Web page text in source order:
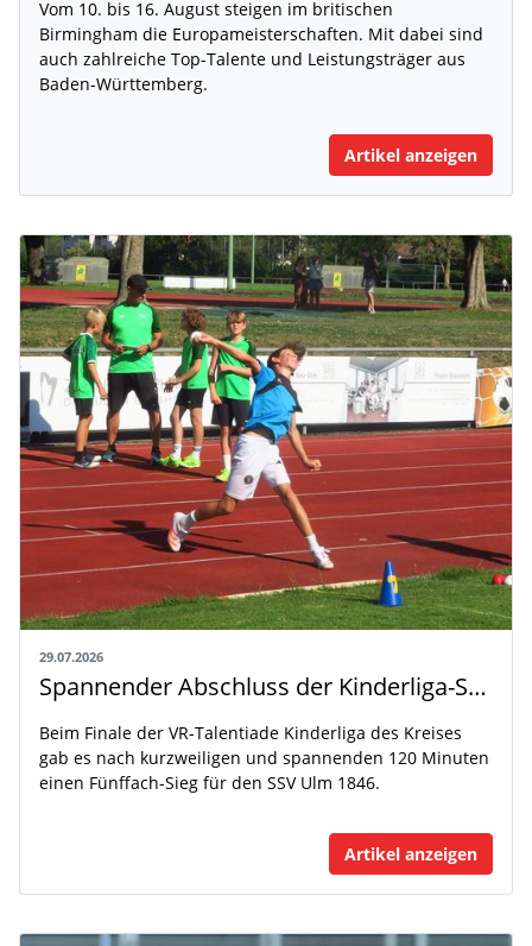
Vom 10. bis 16. August steigen im britischen
Birmingham die Europameisterschaften. Mit dabei sind
auch zahlreiche Top-Talente und Leistungsträger aus
Baden-Württemberg.
Artikel anzeigen
29.07.2026
Spannender Abschluss der Kinderliga-Saison
Beim Finale der VR-Talentiade Kinderliga des Kreises
gab es nach kurzweiligen und spannenden 120 Minuten
einen Fünffach-Sieg für den SSV Ulm 1846.
Artikel anzeigen